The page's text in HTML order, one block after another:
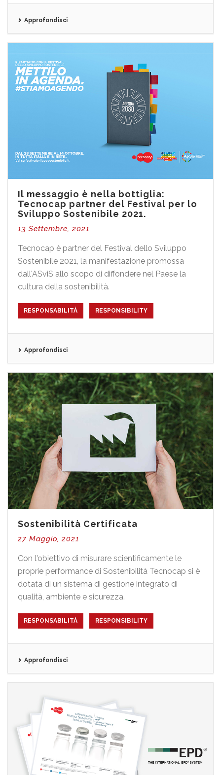
Approfondisci
Il messaggio è nella bottiglia:
Tecnocap partner del Festival per lo
Sviluppo Sostenibile 2021.
13 Settembre, 2021
Tecnocap è partner del Festival dello Sviluppo
Sostenibile 2021, la manifestazione promossa
dall'ASviS allo scopo di diffondere nel Paese la
cultura della sostenibilità.
RESPONSABILITÀ RESPONSIBILITY
Approfondisci
Sostenibilità Certificata
27 Maggio, 2021
Con l'obiettivo di misurare scientificamente le
proprie performance di Sostenibilità Tecnocap si è
dotata di un sistema di gestione integrato di
qualità, ambiente e sicurezza.
RESPONSABILITÀ RESPONSIBILITY
Approfondisci